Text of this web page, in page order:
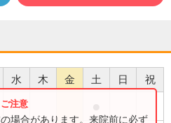
水 木 金 土 日 祝
場合があります。来院前に必ず